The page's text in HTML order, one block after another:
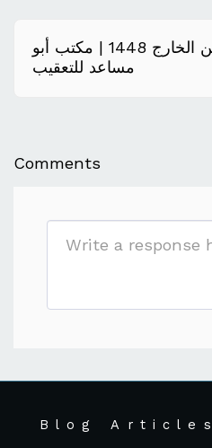
تصريح زواج سعودي من الخارج 1448 | مكتب أبو
مساعد للتعقيب
Comments
Blog Articles